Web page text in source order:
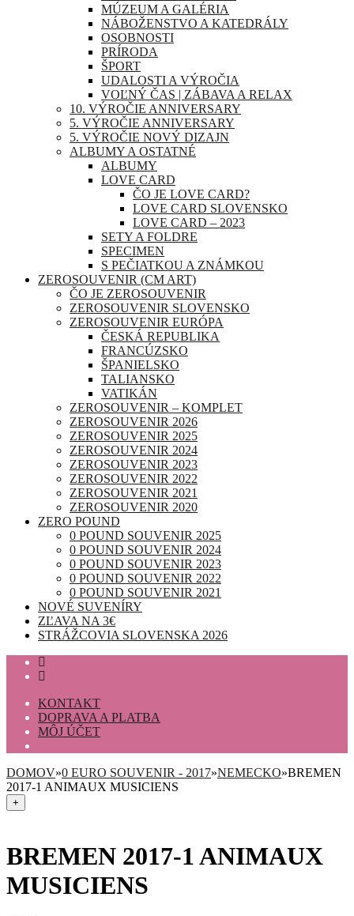
MÚZEUM A GALÉRIA
NÁBOŽENSTVO A KATEDRÁLY
OSOBNOSTI
PRÍRODA
ŠPORT
UDALOSTI A VÝROČIA
VOĽNÝ ČAS | ZÁBAVA A RELAX
10. VÝROČIE ANNIVERSARY
5. VÝROČIE ANNIVERSARY
5. VÝROČIE NOVÝ DIZAJN
ALBUMY A OSTATNÉ
ALBUMY
LOVE CARD
ČO JE LOVE CARD?
LOVE CARD SLOVENSKO
LOVE CARD – 2023
SETY A FOLDRE
SPECIMEN
S PEČIATKOU A ZNÁMKOU
ZEROSOUVENIR (CM ART)
ČO JE ZEROSOUVENIR
ZEROSOUVENIR SLOVENSKO
ZEROSOUVENIR EURÓPA
ČESKÁ REPUBLIKA
FRANCÚZSKO
ŠPANIELSKO
TALIANSKO
VATIKÁN
ZEROSOUVENIR – KOMPLET
ZEROSOUVENIR 2026
ZEROSOUVENIR 2025
ZEROSOUVENIR 2024
ZEROSOUVENIR 2023
ZEROSOUVENIR 2022
ZEROSOUVENIR 2021
ZEROSOUVENIR 2020
ZERO POUND
0 POUND SOUVENIR 2025
0 POUND SOUVENIR 2024
0 POUND SOUVENIR 2023
0 POUND SOUVENIR 2022
0 POUND SOUVENIR 2021
NOVÉ SUVENÍRY
ZĽAVA NA 3€
STRÁŽCOVIA SLOVENSKA 2026
KONTAKT
DOPRAVA A PLATBA
MÔJ ÚČET
DOMOV»0 EURO SOUVENIR - 2017»NEMECKO»BREMEN
2017-1 ANIMAUX MUSICIENS
+
BREMEN 2017-1 ANIMAUX
MUSICIENS